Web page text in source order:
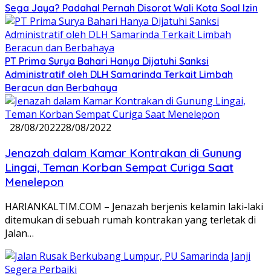
Sega Jaya? Padahal Pernah Disorot Wali Kota Soal Izin
PT Prima Surya Bahari Hanya Dijatuhi Sanksi
Administratif oleh DLH Samarinda Terkait Limbah
Beracun dan Berbahaya
28/08/202228/08/2022
Jenazah dalam Kamar Kontrakan di Gunung
Lingai, Teman Korban Sempat Curiga Saat
Menelepon
HARIANKALTIM.COM – Jenazah berjenis kelamin laki-laki
ditemukan di sebuah rumah kontrakan yang terletak di
Jalan…